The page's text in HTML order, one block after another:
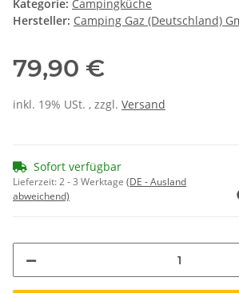
Kategorie: Campingküche
Hersteller: Camping Gaz (Deutschland)
79,90 €
inkl. 19% USt. , zzgl. Versand
Sofort verfügbar
Lieferzeit:2 - 3 Werktage (DE - Ausland
abweichend)